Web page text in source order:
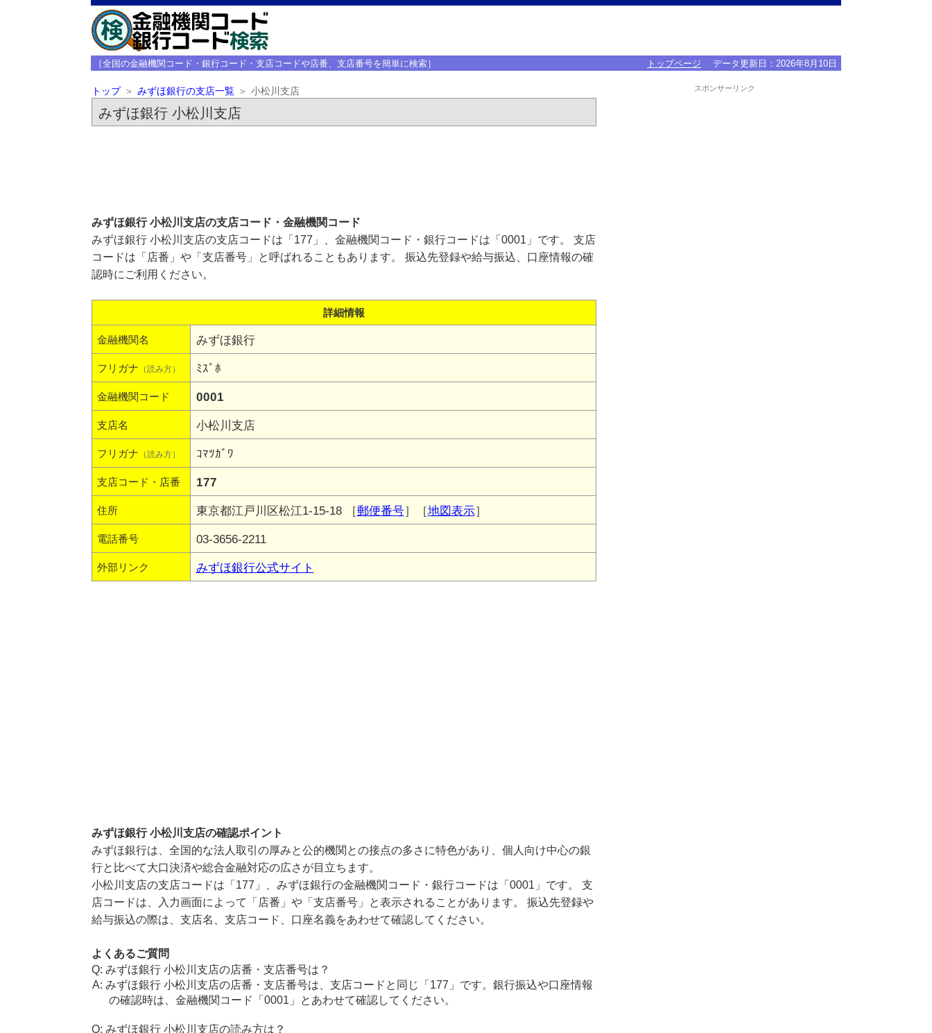
［全国の金融機関コード・銀行コード・支店コードや店番、支店番号を簡単に検索］ トップページ データ更新日： 2026年8月10日
トップ みずほ銀行の支店一覧 小松川支店
みずほ銀行 小松川支店
みずほ銀行 小松川支店の支店コード・金融機関コード
みずほ銀行 小松川支店の支店コードは「177」、金融機関コード・銀行コードは「0001」です。 支店
コードは「店番」や「支店番号」と呼ばれることもあります。 振込先登録や給与振込、口座情報の確
認時にご利用ください。
詳細情報
金融機関名 みずほ銀行
フリガナ （読み方） ﾐｽﾞﾎ
金融機関コード 0001
支店名 小松川支店
フリガナ （読み方） ｺﾏﾂｶﾞﾜ
支店コード・店番 177
住所 東京都江戸川区松江1-15-18 ［郵便番号］［地図表示］
電話番号 03-3656-2211
外部リンク みずほ銀行公式サイト
みずほ銀行 小松川支店の確認ポイント
みずほ銀行は、全国的な法人取引の厚みと公的機関との接点の多さに特色があり、個人向け中心の銀
行と比べて大口決済や総合金融対応の広さが目立ちます。
小松川支店の支店コードは「177」、みずほ銀行の金融機関コード・銀行コードは「0001」です。 支
店コードは、入力画面によって「店番」や「支店番号」と表示されることがあります。 振込先登録や
給与振込の際は、支店名、支店コード、口座名義をあわせて確認してください。
よくあるご質問
みずほ銀行 小松川支店の店番・支店番号は？
みずほ銀行 小松川支店の店番・支店番号は、支店コードと同じ「177」です。銀行振込や口座情報
の確認時は、金融機関コード「0001」とあわせて確認してください。
みずほ銀行 小松川支店の読み方は？
スポンサーリンク